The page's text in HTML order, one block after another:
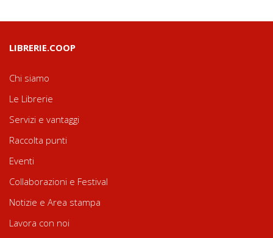
LIBRERIE.COOP
Chi siamo
Le Librerie
Servizi e vantaggi
Raccolta punti
Eventi
Collaborazioni e Festival
Notizie e Area stampa
Lavora con noi